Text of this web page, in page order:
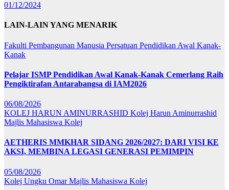
01/12/2024
LAIN-LAIN YANG MENARIK
Fakulti Pembangunan Manusia Persatuan Pendidikan Awal Kanak-
Kanak
Pelajar ISMP Pendidikan Awal Kanak-Kanak Cemerlang Raih
Pengiktirafan Antarabangsa di IAM2026
06/08/2026
KOLEJ HARUN AMINURRASHID Kolej Harun Aminurrashid
Majlis Mahasiswa Kolej
AETHERIS MMKHAR SIDANG 2026/2027: DARI VISI KE
AKSI, MEMBINA LEGASI GENERASI PEMIMPIN
05/08/2026
Kolej Ungku OmarMajlis Mahasiswa Kolej